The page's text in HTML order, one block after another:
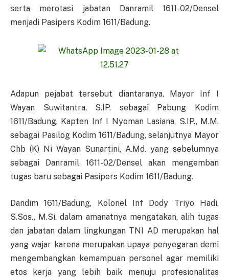
serta merotasi jabatan Danramil 1611-02/Densel
menjadi Pasipers Kodim 1611/Badung.
Adapun pejabat tersebut diantaranya, Mayor Inf I
Wayan Suwitantra, S.IP. sebagai Pabung Kodim
1611/Badung, Kapten Inf I Nyoman Lasiana, S.IP., M.M.
sebagai Pasilog Kodim 1611/Badung, selanjutnya Mayor
Chb (K) Ni Wayan Sunartini, A.Md. yang sebelumnya
sebagai Danramil 1611-02/Densel akan mengemban
tugas baru sebagai Pasipers Kodim 1611/Badung.
Dandim 1611/Badung, Kolonel Inf Dody Triyo Hadi,
S.Sos., M.Si. dalam amanatnya mengatakan, alih tugas
dan jabatan dalam lingkungan TNI AD merupakan hal
yang wajar karena merupakan upaya penyegaran demi
mengembangkan kemampuan personel agar memiliki
etos kerja yang lebih baik menuju profesionalitas